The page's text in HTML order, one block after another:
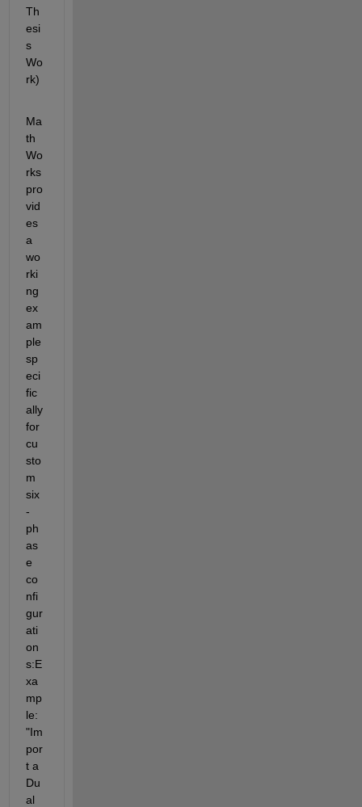
Th
esi
s
Wo
rk)
Ma
th
Wo
rks
pro
vid
es
a
wo
rki
ng
ex
am
ple
sp
eci
fic
ally
for
cu
sto
m
six
-
ph
as
e
co
nfi
gur
ati
on
s:E
xa
mp
le:
"Im
por
t a
Du
al